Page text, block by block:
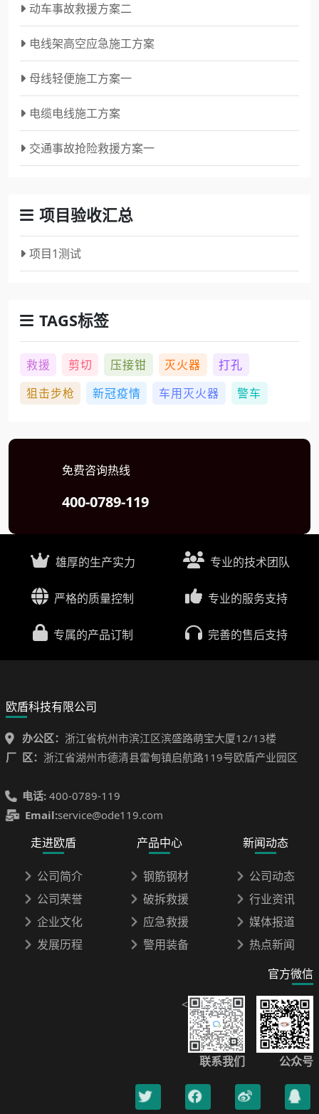
动车事故救援方案二
电线架高空应急施工方案
母线轻便施工方案一
电缆电线施工方案
交通事故抢险救援方案一
项目验收汇总
项目1测试
TAGS标签
救援 剪切 压接钳 灭火器
打孔
狙击步枪
新冠疫情 车用灭火器 警车
免费咨询热线
400-0789-119
雄厚的生产实力 专业的技术团队
严格的质量控制 专业的服务支持
专属的产品订制 完善的售后支持
欧盾科技有限公司
办公区： 浙江省杭州市滨江区滨盛路萌宝大厦12/13楼
厂 区： 浙江省湖州市德清县雷甸镇启航路119号欧盾产业园区
电话: 400-0789-119
Email:service@ode119.com
走进欧盾
公司简介
公司荣誉
企业文化
发展历程
产品中心
钢筋钢材
破拆救援
应急救援
警用装备
新闻动态
公司动态
行业资讯
媒体报道
热点新闻
官方微信
<
联系我们 公众号